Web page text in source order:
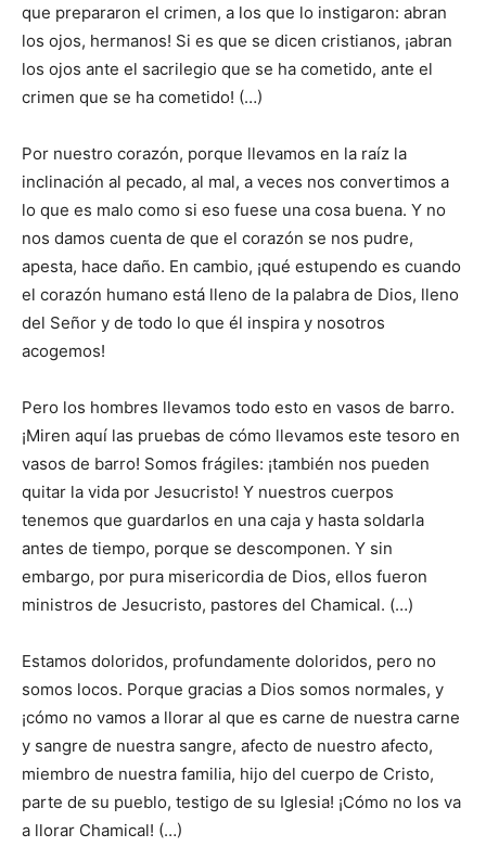
que prepararon el crimen, a los que lo instigaron: abran
los ojos, hermanos! Si es que se dicen cristianos, ¡abran
los ojos ante el sacrilegio que se ha cometido, ante el
crimen que se ha cometido! (…)
Por nuestro corazón, porque llevamos en la raíz la
inclinación al pecado, al mal, a veces nos convertimos a
lo que es malo como si eso fuese una cosa buena. Y no
nos damos cuenta de que el corazón se nos pudre,
apesta, hace daño. En cambio, ¡qué estupendo es cuando
el corazón humano está lleno de la palabra de Dios, lleno
del Señor y de todo lo que él inspira y nosotros
acogemos!
Pero los hombres llevamos todo esto en vasos de barro.
¡Miren aquí las pruebas de cómo llevamos este tesoro en
vasos de barro! Somos frágiles: ¡también nos pueden
quitar la vida por Jesucristo! Y nuestros cuerpos
tenemos que guardarlos en una caja y hasta soldarla
antes de tiempo, porque se descomponen. Y sin
embargo, por pura misericordia de Dios, ellos fueron
ministros de Jesucristo, pastores del Chamical. (…)
Estamos doloridos, profundamente doloridos, pero no
somos locos. Porque gracias a Dios somos normales, y
¡cómo no vamos a llorar al que es carne de nuestra carne
y sangre de nuestra sangre, afecto de nuestro afecto,
miembro de nuestra familia, hijo del cuerpo de Cristo,
parte de su pueblo, testigo de su Iglesia! ¡Cómo no los va
a llorar Chamical! (…)